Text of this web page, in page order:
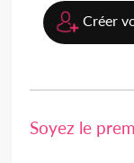
Créer
Soyez le